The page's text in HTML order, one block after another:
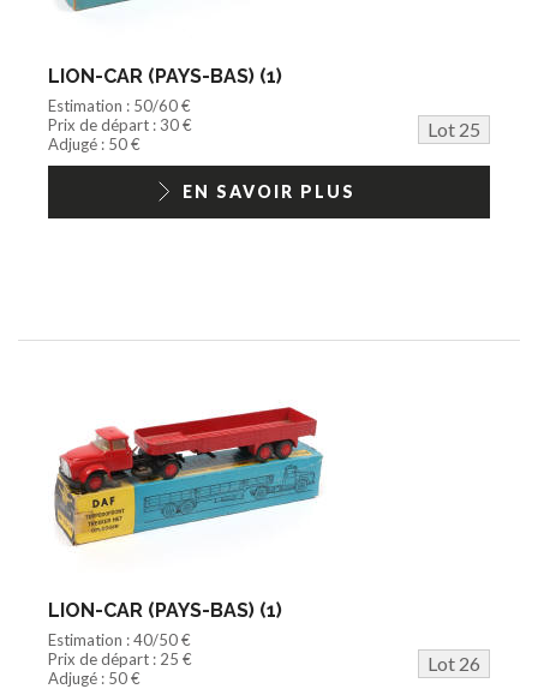
LION-CAR (PAYS-BAS) (1)
Estimation : 50/60 €
Prix de départ : 30 €
Lot 25
Adjugé : 50 €
EN SAVOIR PLUS
LION-CAR (PAYS-BAS) (1)
Estimation : 40/50 €
Prix de départ : 25 €
Lot 26
Adjugé : 50 €